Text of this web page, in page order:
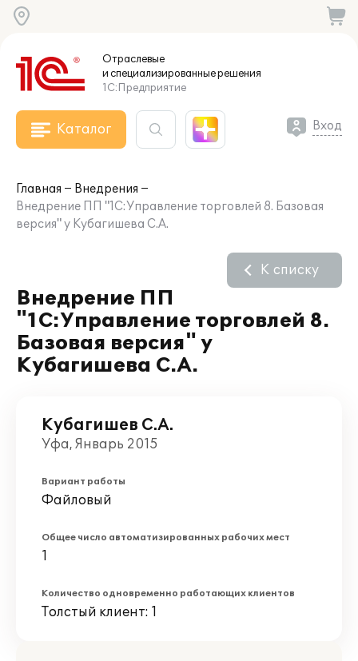
Отраслевые
и специализированныерешения
1С:Предприятие
Каталог Вход
Главная
Внедрения
Внедрение ПП "1С:Управление торговлей 8. Базовая
версия" у Кубагишева С.А.
Внедрение ПП
"1С:Управление торговлей 8.
Базовая версия" у
Кубагишева С.А.
К списку
Кубагишев С.А.
Уфа, Январь 2015
Вариант работы
Файловый
Общее число автоматизированных рабочих мест
1
Количество одновременно работающих клиентов
Толстый клиент: 1